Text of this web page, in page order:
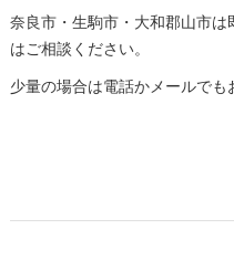
奈良市・生駒市・大和郡山市
はご相談ください。
少量の場合は電話かメールでも